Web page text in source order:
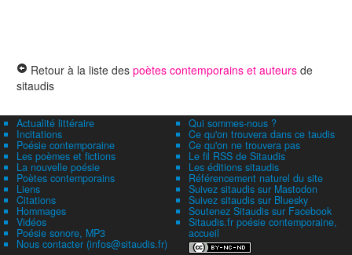
Retour à la liste des poètes contemporains et auteurs de
sitaudis
Actualité littéraire
Incitations
Poésie contemporaine
Les poèmes et fictions
La nouvelle poésie
Poètes contemporains
Liens
Citations
Hommages
Vidéos
Poésie sonore, MP3
Nous contacter (infos@sitaudis.fr)
Qui sommes-nous ?
Ce qu'on trouvera dans ce taudis
Ce qu'on ne trouvera pas
Le fil RSS de Sitaudis
Les éditions sitaudis
Référencement naturel du site
Suivez sitaudis sur Mastodon
Suivez sitaudis sur Bluesky
Soutenez Sitaudis sur Facebook
Sitaudis.fr poésie contemporaine,
accueil